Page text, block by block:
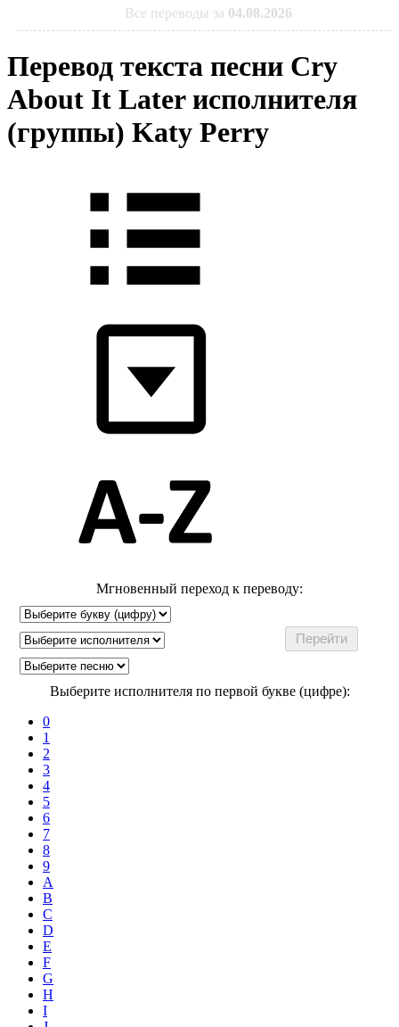
Все переводы за 04.08.2026
Перевод текста песни Cry
About It Later исполнителя
(группы) Katy Perry
Мгновенный переход к переводу:
Выберите исполнителя по первой букве (цифре):
0
1
2
3
4
5
6
7
8
9
A
B
C
D
E
F
G
H
I